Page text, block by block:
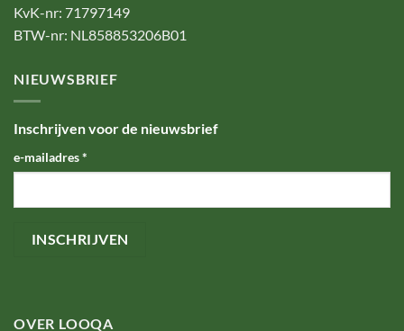
KvK-nr: 71797149
BTW-nr: NL858853206B01
NIEUWSBRIEF
Inschrijven voor de nieuwsbrief
e-mailadres*
OVER LOOQA